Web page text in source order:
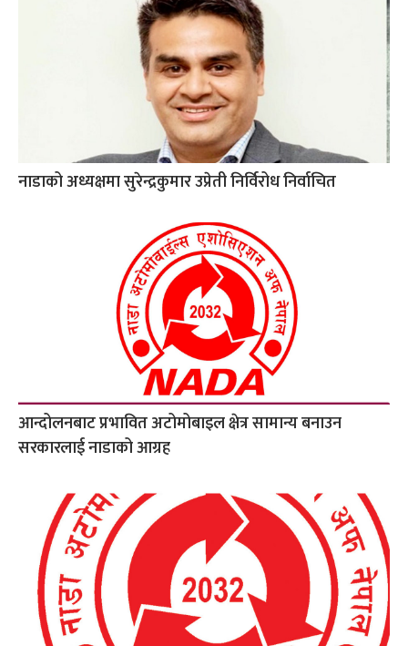
नाडाको अध्यक्षमा सुरेन्द्रकुमार उप्रेती निर्विरोध निर्वाचित
आन्दोलनबाट प्रभावित अटोमोबाइल क्षेत्र सामान्य बनाउन
सरकारलाई नाडाको आग्रह